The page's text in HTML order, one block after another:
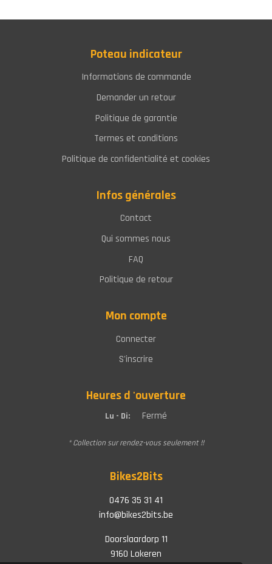
Poteau indicateur
Informations de commande
Demander un retour
Politique de garantie
Termes et conditions
Politique de confidentialité et cookies
Infos générales
Contact
Qui sommes nous
FAQ
Politique de retour
Mon compte
Connecter
S'inscrire
Heures d 'ouverture
Lu - Di: Fermé
* Collection sur rendez-vous seulement !!
Bikes2Bits
0476 35 31 41
info@bikes2bits.be
Doorslaardorp 11
9160 Lokeren